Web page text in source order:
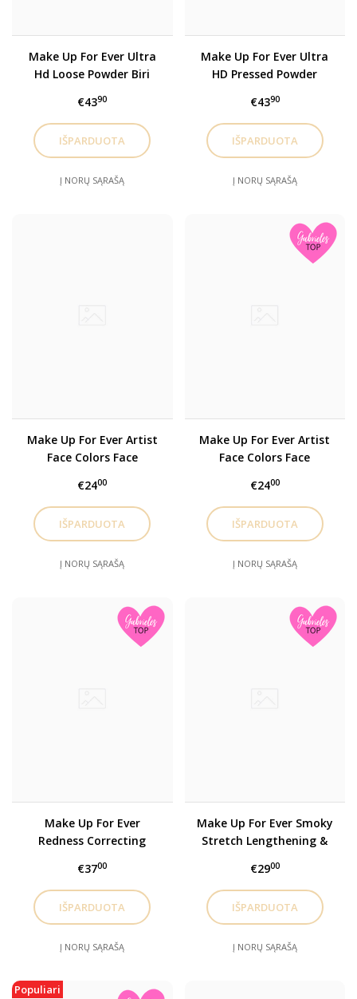
Make Up For Ever Ultra
Hd Loose Powder Biri
€4390
Į NORŲ SĄRAŠĄ
Make Up For Ever Ultra
HD Pressed Powder
Translucent
€4390
Į NORŲ SĄRAŠĄ
Make Up For Ever Artist
Face Colors Face
€2400
Į NORŲ SĄRAŠĄ
Make Up For Ever Artist
Face Colors Face
€2400
Į NORŲ SĄRAŠĄ
Make Up For Ever
Redness Correcting
koreguojanti makiažo
bazė 30ml
€3700
Į NORŲ SĄRAŠĄ
Make Up For Ever Smoky
Stretch Lengthening &
Blakstienas ilginantis
bei išryškinantis tušas
7ml
€2900
Į NORŲ SĄRAŠĄ
Populiari